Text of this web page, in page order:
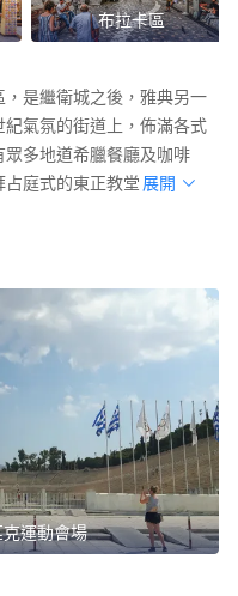
布拉卡區
是繼衛城之後，雅典另一
氣氛的街道上，佈滿各式
多地道希臘餐廳及咖啡
占庭式的東正教堂。展開
運動會場